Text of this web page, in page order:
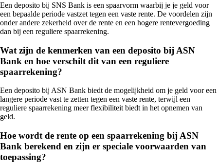
Een deposito bij SNS Bank is een spaarvorm waarbij je je geld voor
een bepaalde periode vastzet tegen een vaste rente. De voordelen zijn
onder andere zekerheid over de rente en een hogere rentevergoeding
dan bij een reguliere spaarrekening.
Wat zijn de kenmerken van een deposito bij ASN
Bank en hoe verschilt dit van een reguliere
spaarrekening?
Een deposito bij ASN Bank biedt de mogelijkheid om je geld voor een
langere periode vast te zetten tegen een vaste rente, terwijl een
reguliere spaarrekening meer flexibiliteit biedt in het opnemen van
geld.
Hoe wordt de rente op een spaarrekening bij ASN
Bank berekend en zijn er speciale voorwaarden van
toepassing?